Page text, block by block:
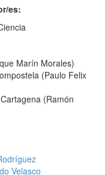
es:
Marín Morales)
(Paulo Felix
(Ramón
Velasco